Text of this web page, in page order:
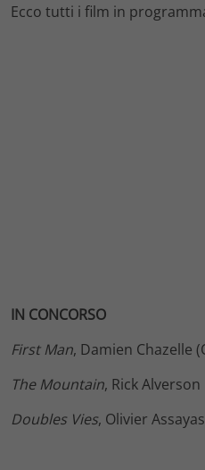
Ecco tutti i film in
IN CONCORSO
First Man, Damien Chazelle
The Mountain, Rick Alverson
Doubles Vies, Olivier Assayas